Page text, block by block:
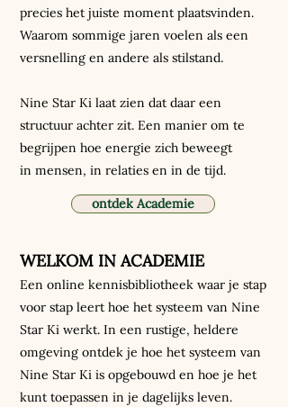
precies het juiste moment plaatsvinden.
Waarom sommige jaren voelen als een
versnelling en andere als stilstand.
Nine Star Ki laat zien dat daar een
structuur achter zit. ​Een manier om te
begrijpen hoe energie zich beweegt
in mensen, in relaties en in de tijd.
WELKOM IN ACADEMIE
Een online kennisbibliotheek waar je stap
voor stap leert hoe het systeem van Nine
Star Ki werkt. In een rustige, heldere
omgeving ontdek je hoe het systeem van
Nine Star Ki is opgebouwd en hoe je het
kunt toepassen in je dagelijks leven.
ontdek Academie